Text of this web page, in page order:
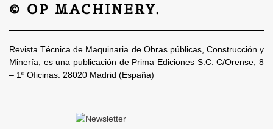
© OP MACHINERY.
Revista Técnica de Maquinaria de Obras públicas, Construcción y
Minería, es una publicación de Prima Ediciones S.C. C/Orense, 8
– 1º Oficinas. 28020 Madrid (España)